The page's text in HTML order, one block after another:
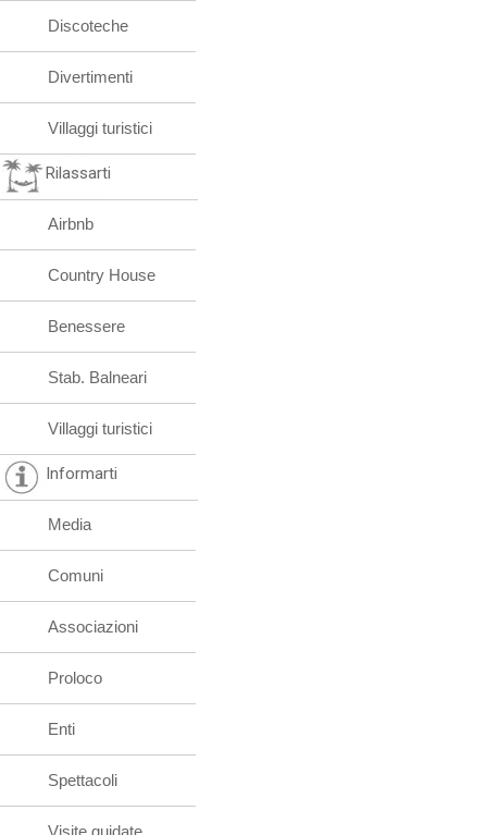
Discoteche
Divertimenti
Villaggi turistici
Rilassarti
Airbnb
Country House
Benessere
Stab. Balneari
Villaggi turistici
Informarti
Media
Comuni
Associazioni
Proloco
Enti
Spettacoli
Visite guidate